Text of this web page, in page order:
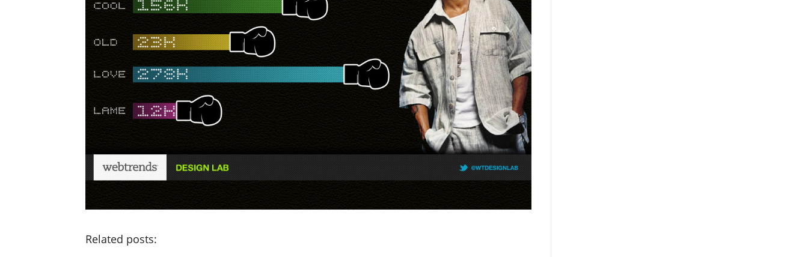
Related posts: